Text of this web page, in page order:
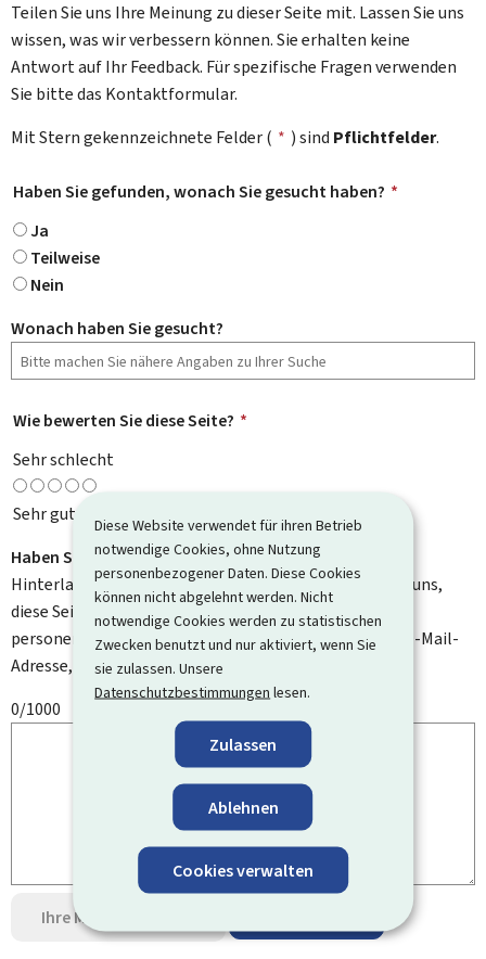
Diese Website verwendet für ihren Betrieb
notwendige Cookies, ohne Nutzung
personenbezogener Daten. Diese Cookies
können nicht abgelehnt werden. Nicht
notwendige Cookies werden zu statistischen
Zwecken benutzt und nur aktiviert, wenn Sie
sie zulassen. Unsere
Datenschutzbestimmungen lesen.
Zulassen
Ablehnen
Cookies verwalten
Teilen Sie uns Ihre Meinung zu dieser Seite mit. Lassen Sie uns
wissen, was wir verbessern können. Sie erhalten keine
Antwort auf Ihr Feedback. Für spezifische Fragen verwenden
Sie bitte das Kontaktformular.
Mit Stern gekennzeichnete Felder ( * ) sind Pflichtfelder.
Haben Sie gefunden, wonach Sie gesucht haben? *
Ja
Teilweise
Nein
Wonach haben Sie gesucht?
Wie bewerten Sie diese Seite? *
Sehr schlecht
Sehr gut
Haben Sie Verbesserungsvorschläge?
Hinterlassen Sie uns einen Kommentar und helfen Sie uns,
diese Seite zu verbessern. Bitte geben Sie keine
personenbezogenen Daten an, wie zum Beispiel Ihre E-Mail-
Adresse, Ihren Namen oder Ihre Telefonnummer.
0/1000
Ihre Meinung senden